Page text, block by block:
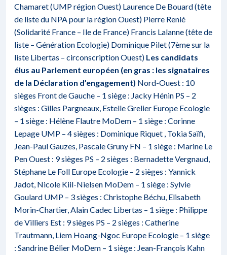
Chamaret (UMP région Ouest) Laurence De Bouard (tête
de liste du NPA pour la région Ouest) Pierre Renié
(Solidarité France – Ile de France) Francis Lalanne (tête de
liste – Génération Ecologie) Dominique Pilet (7ème sur la
liste Libertas – circonscription Ouest) Les candidats
élus au Parlement européen (en gras : les signataires
de la Déclaration d’engagement) Nord-Ouest : 10
sièges Front de Gauche – 1 siège : Jacky Hénin PS – 2
sièges : Gilles Pargneaux, Estelle Grelier Europe Ecologie
– 1 siège : Hélène Flautre MoDem – 1 siège : Corinne
Lepage UMP – 4 sièges : Dominique Riquet , Tokia Saïfi,
Jean-Paul Gauzes, Pascale Gruny FN – 1 siège : Marine Le
Pen Ouest : 9 sièges PS – 2 sièges : Bernadette Vergnaud,
Stéphane Le Foll Europe Ecologie – 2 sièges : Yannick
Jadot, Nicole Kiil-Nielsen MoDem – 1 siège : Sylvie
Goulard UMP – 3 sièges : Christophe Béchu, Elisabeth
Morin-Chartier, Alain Cadec Libertas – 1 siège : Philippe
de Villiers Est : 9 sièges PS – 2 sièges : Catherine
Trautmann, Liem Hoang-Ngoc Europe Ecologie – 1 siège
: Sandrine Bélier MoDem – 1 siège : Jean-François Kahn